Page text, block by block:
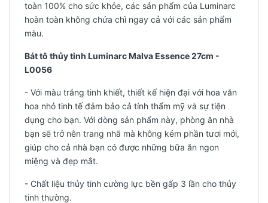
toàn 100% cho sức khỏe, các sản phẩm của Luminarc
hoàn toàn không chứa chì ngay cả với các sản phẩm
màu.
Bát tô thủy tinh Luminarc Malva Essence 27cm -
L0056
- Với màu trắng tinh khiết, thiết kế hiện đại với hoa văn
hoa nhỏ tinh tế đảm bảo cả tính thẩm mỹ và sự tiện
dụng cho bạn. Với dòng sản phẩm này, phòng ăn nhà
bạn sẽ trở nên trang nhã mà không kém phần tươi mới,
giúp cho cả nhà bạn có được những bữa ăn ngon
miệng và đẹp mắt.
- Chất liệu thủy tinh cường lực bền gấp 3 lần cho thủy
tinh thường.